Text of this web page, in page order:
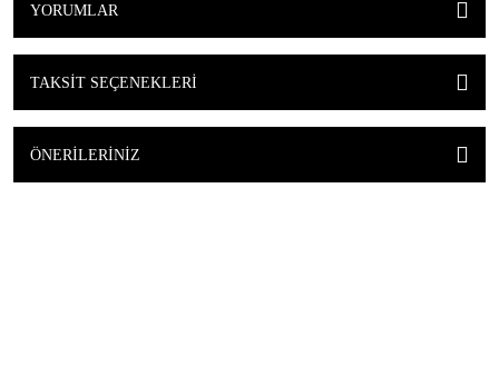
YORUMLAR
TAKSIT SEÇENEKLERI
ÖNERILERINIZ